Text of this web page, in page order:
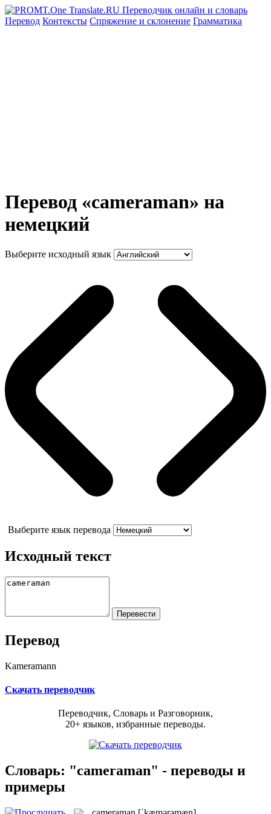
Перевод Контексты Спряжение и склонение Грамматика
Перевод «cameraman» на
немецкий
Выберите исходный язык
Выберите язык перевода
Исходный текст
Перевод
Kameramann
Скачать переводчик
Переводчик, Словарь и Разговорник,
20+ языков, избранные переводы.
Словарь: "cameraman" - переводы и
примеры